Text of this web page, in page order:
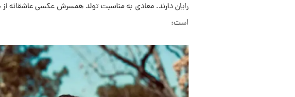
رایان دارند. معادی به مناسبت تولد همسرش عکسی عاشقانه
است: